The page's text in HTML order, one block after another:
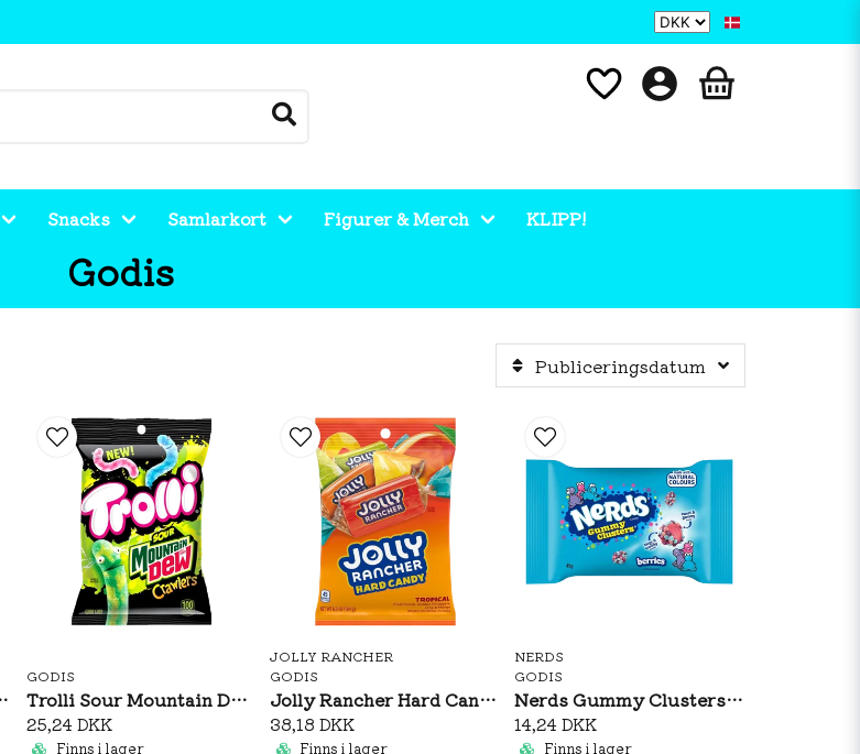
Snacks Samlarkort Figurer & Merch KLIPP!
Godis
Publiceringsdatum
816g
GODIS
Trolli Sour Mountain Dew Crawlers 120g
25,24 DKK
Finns i lager
JOLLY RANCHER
GODIS
Jolly Rancher Hard Candy Tropical 184g
38,18 DKK
Finns i lager
NERDS
GODIS
Nerds Gummy Clusters Berries 45g
14,24 DKK
Finns i lager